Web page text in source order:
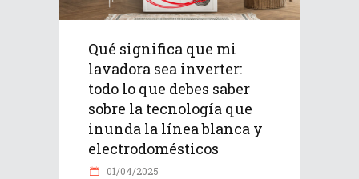
Qué significa que mi
lavadora sea inverter:
todo lo que debes saber
sobre la tecnología que
inunda la línea blanca y
electrodomésticos
01/04/2025